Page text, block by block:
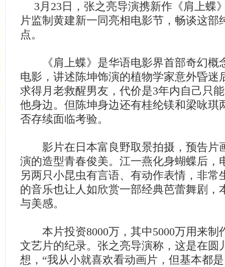
3月23日，张之亮导演携新作《肩上蝶
片监制黄建新一同亮相电影节，畅谈这部
点。
《肩上蝶》是华语电影界首部奇幻概
电影，讲述陈坤饰演的植物学家意外昏迷
求得月老救醒男友，代价是3年内自己只
他身边。但陈坤身边还有桂纶镁和梁咏琪
否存续面临考验。
影片在日本富良野取景拍摄，预告片
演的造型青春俊美。江一燕化身蝴蝶后，
另两只小昆虫有言语、有动作表情，非常
的音乐也让人如欣赏一部经典芭蕾舞剧，
与美感。
本片投资8000万，其中5000万用来制
文艺片的纪录。张之亮导演称，这是在圆
想，“我从小就喜欢看动画片，但基本都